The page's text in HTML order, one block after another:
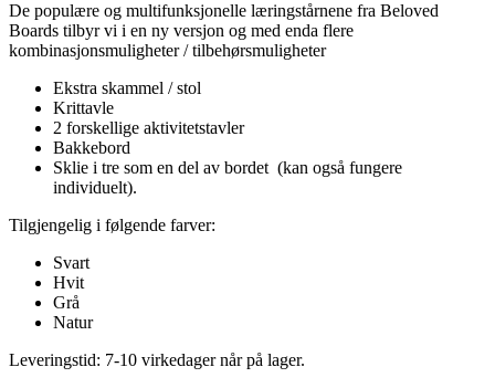
De populære og multifunksjonelle læringstårnene fra Beloved
Boards tilbyr vi i en ny versjon og med enda flere
kombinasjonsmuligheter / tilbehørsmuligheter
Ekstra skammel / stol
Krittavle
2 forskellige aktivitetstavler
Bakkebord
Sklie i tre som en del av bordet (kan også fungere
individuelt).
Tilgjengelig i følgende farver:
Svart
Hvit
Grå
Natur
Leveringstid: 7-10 virkedager når på lager.